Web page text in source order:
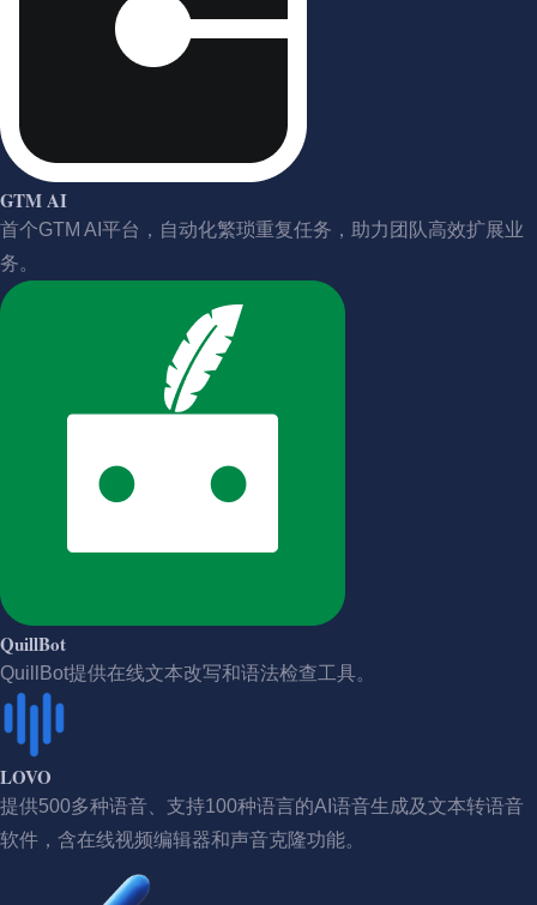
GTM AI
首个GTM AI平台，自动化繁琐重复任务，助力团队高效扩展业
务。
QuillBot
QuillBot提供在线文本改写和语法检查工具。
LOVO
提供500多种语音、支持100种语言的AI语音生成及文本转语音
软件，含在线视频编辑器和声音克隆功能。